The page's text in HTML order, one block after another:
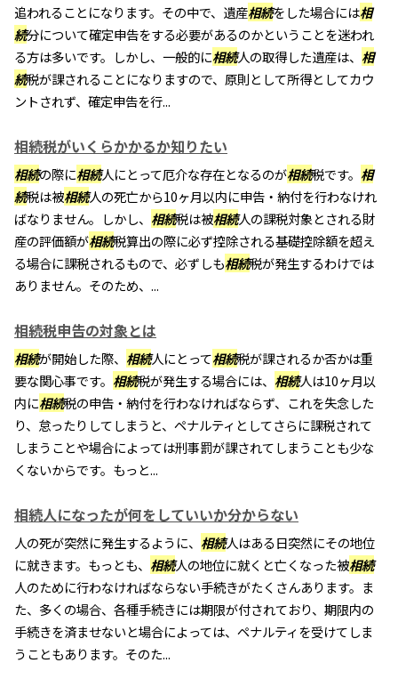
追われることになります。その中で、遺産相続をした場合には相
続分について確定申告をする必要があるのかということを迷われ
る方は多いです。しかし、一般的に相続人の取得した遺産は、 相
続税が課されることになりますので、原則として所得としてカウ
ントされず、確定申告を行...
相続税がいくらかかるか知りたい
相続の際に相続人にとって厄介な存在となるのが相続税です。 相
続税は被相続人の死亡から10ヶ月以内に申告・納付を行わなけれ
ばなりません。しかし、 相続税は被相続人の課税対象とされる財
産の評価額が相続税算出の際に必ず控除される基礎控除額を超え
る場合に課税されるもので、必ずしも相続税が発生するわけでは
ありません。そのため、...
相続税申告の対象とは
相続が開始した際、 相続人にとって相続税が課されるか否かは重
要な関心事です。 相続税が発生する場合には、 相続人は10ヶ月以
内に相続税の申告・納付を行わなければならず、これを失念した
り、怠ったりしてしまうと、ペナルティとしてさらに課税されて
しまうことや場合によっては刑事罰が課されてしまうことも少な
くないからです。もっと...
相続人になったが何をしていいか分からない
人の死が突然に発生するように、 相続人はある日突然にその地位
に就きます。もっとも、 相続人の地位に就くと亡くなった被相続
人のために行わなければならない手続きがたくさんあります。ま
た、多くの場合、各種手続きには期限が付されており、期限内の
手続きを済ませないと場合によっては、ペナルティを受けてしま
うこともあります。そのた...